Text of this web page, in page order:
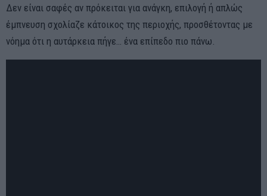
Δεν είναι σαφές αν πρόκειται για ανάγκη, επιλογή ή απλώς
έμπνευση σχολίαζε κάτοικος της περιοχής, προσθέτοντας με
νόημα ότι η αυτάρκεια πήγε… ένα επίπεδο πιο πάνω.